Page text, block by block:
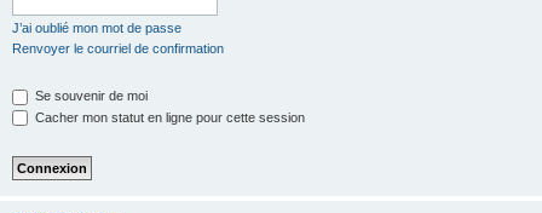
J’ai oublié mon mot de passe
Renvoyer le courriel de confirmation
Se souvenir de moi
Cacher mon statut en ligne pour cette session